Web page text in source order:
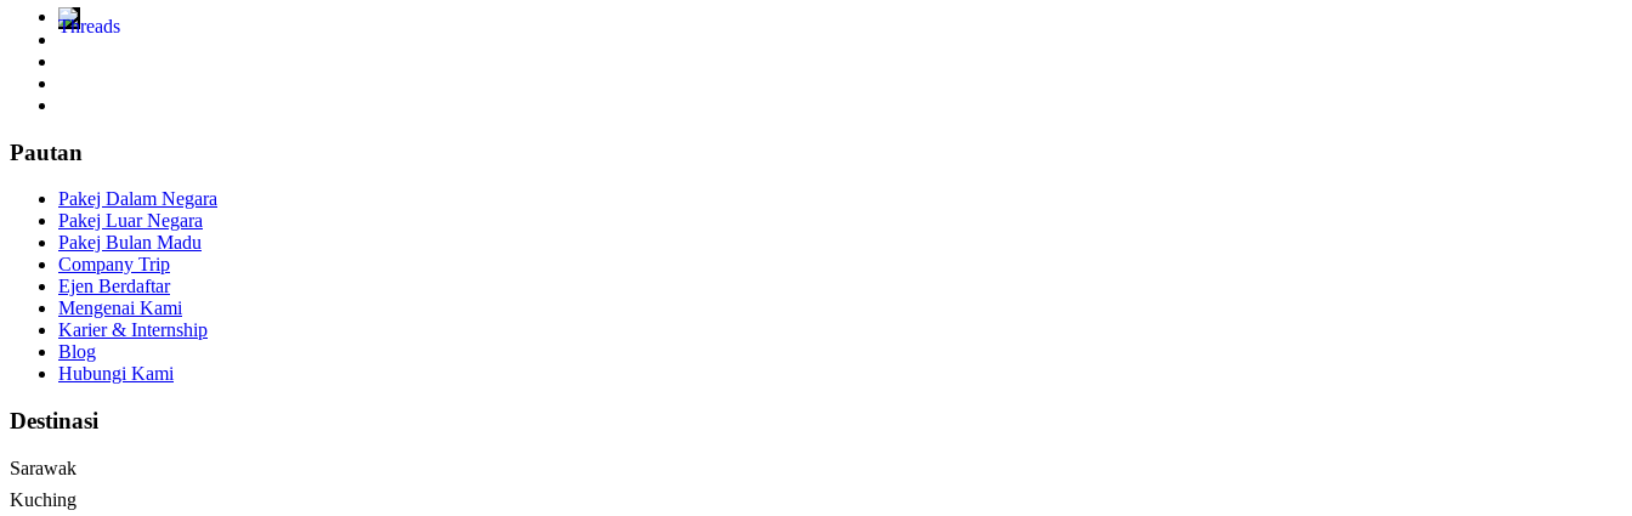
Pautan
Pakej Dalam Negara
Pakej Luar Negara
Pakej Bulan Madu
Company Trip
Ejen Berdaftar
Mengenai Kami
Karier & Internship
Blog
Hubungi Kami
Destinasi
Sarawak
Kuching